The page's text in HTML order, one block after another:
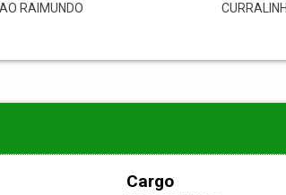
RAIMUNDO
Cargo